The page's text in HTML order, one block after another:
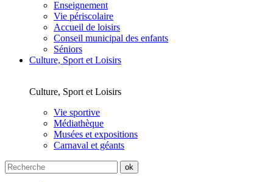
Enseignement
Vie périscolaire
Accueil de loisirs
Conseil municipal des enfants
Séniors
Culture, Sport et Loisirs
Culture, Sport et Loisirs
Vie sportive
Médiathèque
Musées et expositions
Carnaval et géants